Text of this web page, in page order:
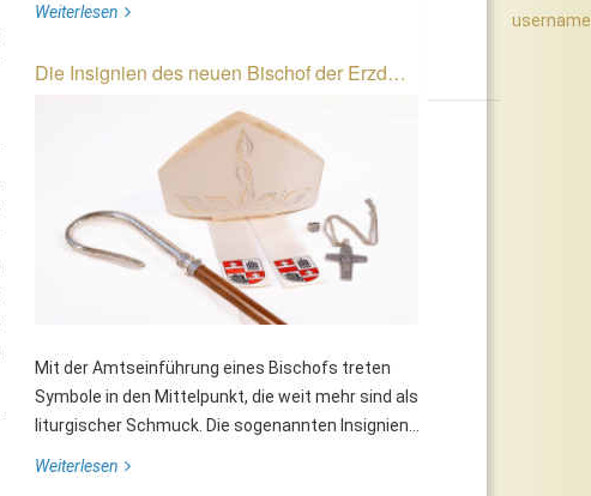
Weiterlesen
Die Insignien des neuen Bischof der Erzd…
Mit der Amtseinführung eines Bischofs treten
Symbole in den Mittelpunkt, die weit mehr sind als
liturgischer Schmuck. Die sogenannten Insignien...
Weiterlesen